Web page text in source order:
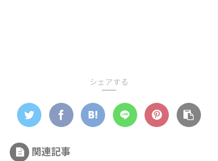
シェアする
関連記事